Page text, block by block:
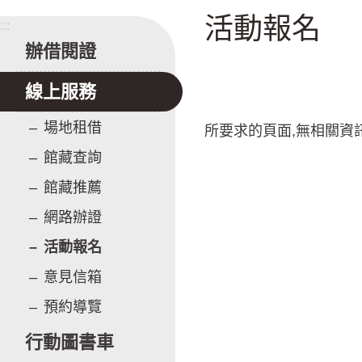
:::
辦借閱證
線上服務
場地租借
館藏查詢
館藏推薦
網路辦證
活動報名
意見信箱
預約導覽
行動圖書車
活動報名
所要求的頁面,無相關資